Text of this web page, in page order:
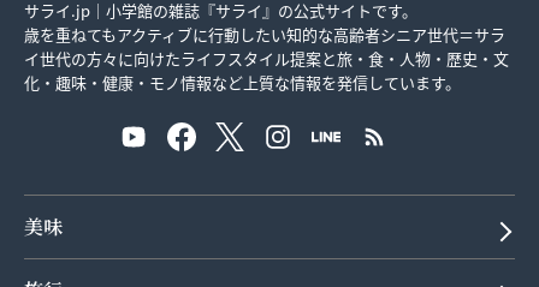
サライ.jp｜小学館の雑誌『サライ』の公式サイトです。
歳を重ねてもアクティブに行動したい知的な高齢者シニア世代＝サラ
イ世代の方々に向けたライフスタイル提案と旅・食・人物・歴史・文
化・趣味・健康・モノ情報など上質な情報を発信しています。
美味